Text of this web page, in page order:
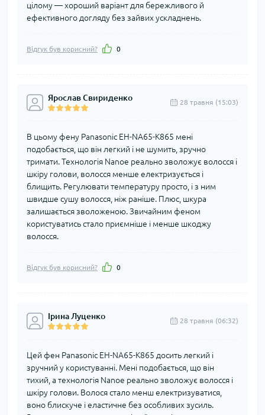
цілому — хороший варіант для бережливого й
ефективного догляду без зайвих ускладнень.
Відгук був корисний? 0
Ярослав Свириденко 28 травня (15:03)
В цьому фену Panasonic EH-NA65-K865 мені
подобається, що він легкий і не шумить, зручно
тримати. Технологія Nanoe реально зволожує волосся і
шкіру голови, волосся менше електризується і
блищить. Регулювати температуру просто, і з ним
швидше сушу волосся, ніж раніше. Плюс, шкура
залишається зволоженою. Звичайним феном
користуватись стало приємніше і менше шкоджу
волосся.
Відгук був корисний? 0
Ірина Луценко 28 травня (06:32)
Цей фен Panasonic EH-NA65-K865 досить легкий і
зручний у користуванні. Мені подобається, що він
тихий, а технологія Nanoe реально зволожує волосся і
шкіру голови. Волося стало менш електризуватися,
воно блискуче і еластичне без особливих зусиль.